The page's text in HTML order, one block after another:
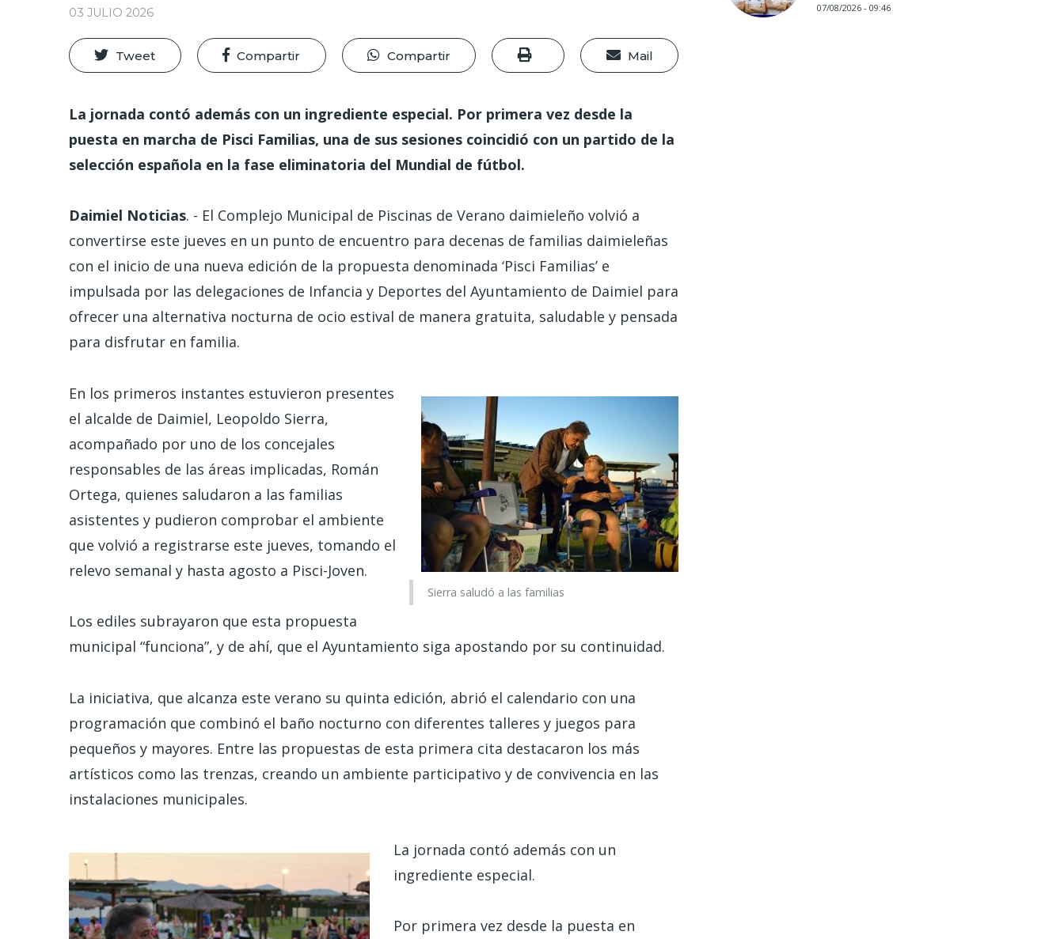
03 JULIO 2026
Tweet Compartir Compartir Mail
La jornada contó además con un ingrediente especial. Por primera vez desde la
puesta en marcha de Pisci Familias, una de sus sesiones coincidió con un partido de la
selección española en la fase eliminatoria del Mundial de fútbol.
Daimiel Noticias. - El Complejo Municipal de Piscinas de Verano daimieleño volvió a
convertirse este jueves en un punto de encuentro para decenas de familias daimieleñas
con el inicio de una nueva edición de la propuesta denominada ‘Pisci Familias’ e
impulsada por las delegaciones de Infancia y Deportes del Ayuntamiento de Daimiel para
ofrecer una alternativa nocturna de ocio estival de manera gratuita, saludable y pensada
para disfrutar en familia.
Sierra saludó a las familias
En los primeros instantes estuvieron presentes
el alcalde de Daimiel, Leopoldo Sierra,
acompañado por uno de los concejales
responsables de las áreas implicadas, Román
Ortega, quienes saludaron a las familias
asistentes y pudieron comprobar el ambiente
que volvió a registrarse este jueves, tomando el
relevo semanal y hasta agosto a Pisci-Joven.
Los ediles subrayaron que esta propuesta
municipal “funciona”, y de ahí, que el Ayuntamiento siga apostando por su continuidad.
La iniciativa, que alcanza este verano su quinta edición, abrió el calendario con una
programación que combinó el baño nocturno con diferentes talleres y juegos para
pequeños y mayores. Entre las propuestas de esta primera cita destacaron los más
artísticos como las trenzas, creando un ambiente participativo y de convivencia en las
instalaciones municipales.
La jornada contó además con un
ingrediente especial.
Por primera vez desde la puesta en
07/08/2026 - 09:46